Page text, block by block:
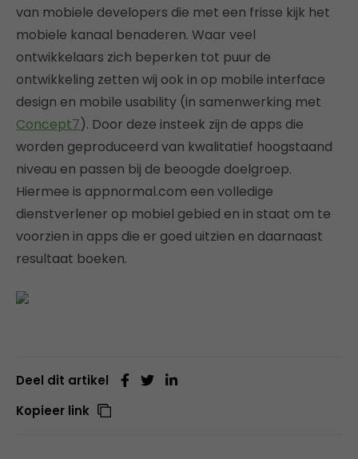
van mobiele developers die met een frisse kijk het
mobiele kanaal benaderen. Waar veel
ontwikkelaars zich beperken tot puur de
ontwikkeling zetten wij ook in op mobile interface
design en mobile usability (in samenwerking met
Concept7). Door deze insteek zijn de apps die
worden geproduceerd van kwalitatief hoogstaand
niveau en passen bij de beoogde doelgroep.
Hiermee is appnormal.com een volledige
dienstverlener op mobiel gebied en in staat om te
voorzien in apps die er goed uitzien en daarnaast
resultaat boeken.
Deel dit artikel
Kopieer link